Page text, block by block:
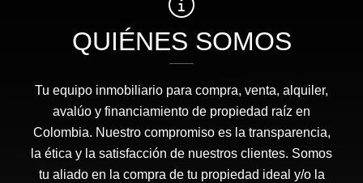
QUIÉNES SOMOS
Tu equipo inmobiliario para compra, venta, alquiler,
avalúo y financiamiento de propiedad raíz en
Colombia. Nuestro compromiso es la transparencia,
la ética y la satisfacción de nuestros clientes. Somos
tu aliado en la compra de tu propiedad ideal y/o la